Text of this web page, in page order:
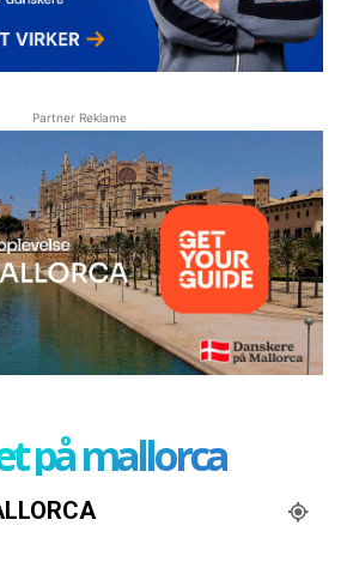
Partner Reklame
på mallorca